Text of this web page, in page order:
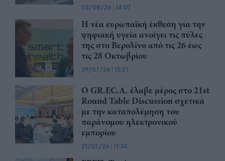
03/08/26 | 14:07
Η νέα ευρωπαϊκή έκθεση για την
ψηφιακή υγεία ανοίγει τις πύλες
της στο Βερολίνο από τις 26 έως
τις 28 Οκτωβρίου
29/07/26 | 15:21
Ο GR.EC.A. έλαβε μέρος στο 21st
Round Table Discussion σχετικά
με την καταπολέμηση του
παράνομου ηλεκτρονικού
εμπορίου
21/07/26 | 11:34